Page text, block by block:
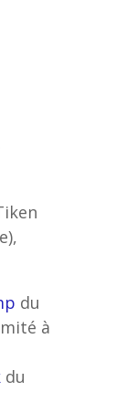
du
à
du